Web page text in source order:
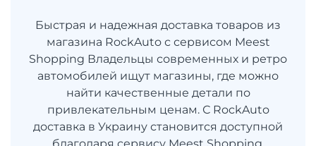
Быстрая и надежная доставка товаров из
магазина RockAuto с сервисом Meest
Shopping Владельцы современных и ретро
автомобилей ищут магазины, где можно
найти качественные детали по
привлекательным ценам. С RockAuto
доставка в Украину становится доступной
благодаря сервису Meest Shopping,